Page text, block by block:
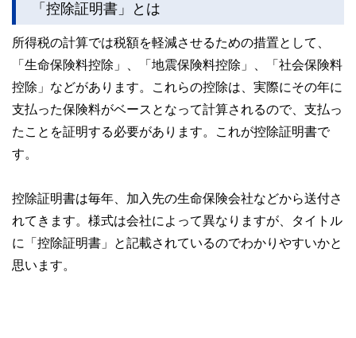
執筆者・監修者による執筆体制を築くことで、内容のわかり
やすさはもちろんのこと、読み応えのあるコンテンツと確か
な情報発信を実現しています。
私たちは、快適でより良い生活のアイデアを提供するお金の
コンシェルジュを目指します。
「控除証明書」とは
所得税の計算では税額を軽減させるための措置として、
「生命保険料控除」、「地震保険料控除」、「社会保険料
控除」などがあります。これらの控除は、実際にその年に
支払った保険料がベースとなって計算されるので、支払っ
たことを証明する必要があります。これが控除証明書で
す。
控除証明書は毎年、加入先の生命保険会社などから送付さ
れてきます。様式は会社によって異なりますが、タイトル
に「控除証明書」と記載されているのでわかりやすいかと
思います。